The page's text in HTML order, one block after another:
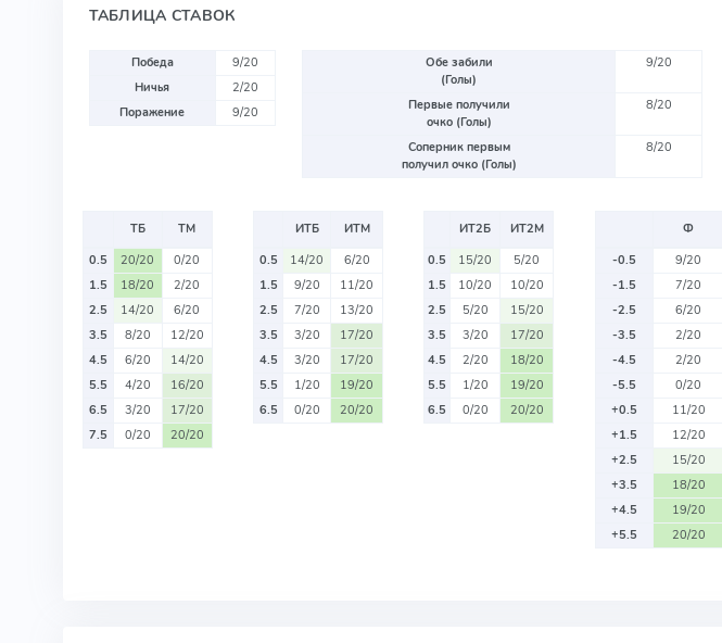
ТАБЛИЦА СТАВОК
Победа
9/20
Ничья
2/20
Поражение
9/20
Обе забили
(Голы)
9/20
Первые получили
очко (Голы)
8/20
Соперник первым
получил очко (Голы)
8/20
ТБ
ТМ
0.5
20/20
0/20
1.5
18/20
2/20
2.5
14/20
6/20
3.5
8/20
12/20
4.5
6/20
14/20
5.5
4/20
16/20
6.5
3/20
17/20
7.5
0/20 20/20
ИТБ
ИТМ
0.5
14/20
6/20
1.5
9/20
11/20
2.5
7/20
13/20
3.5
3/20
17/20
4.5
3/20
17/20
5.5
1/20
19/20
6.5
0/20 20/20
ИТ2Б
ИТ2М
0.5
15/20
5/20
1.5
10/20
10/20
2.5
5/20
15/20
3.5
3/20
17/20
4.5
2/20
18/20
5.5
1/20
19/20
6.5
0/20 20/20
Ф
-0.5
9/20
-1.5
7/20
-2.5
6/20
-3.5
2/20
-4.5
2/20
-5.5
0/20
+0.5
11/20
+1.5
12/20
+2.5
15/20
+3.5
18/20
+4.5
19/20
+5.5
20/20